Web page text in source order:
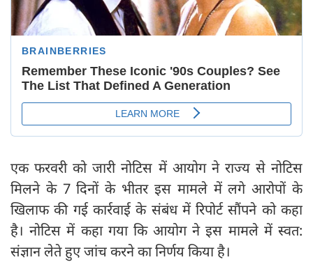
एक फरवरी को जारी नोटिस में आयोग ने राज्य से नोटिस
मिलने के 7 दिनों के भीतर इस मामले में लगे आरोपों के
खिलाफ की गई कार्रवाई के संबंध में रिपोर्ट सौंपने को कहा
है। नोटिस में कहा गया कि आयोग ने इस मामले में स्वत:
संज्ञान लेते हुए जांच करने का निर्णय किया है।